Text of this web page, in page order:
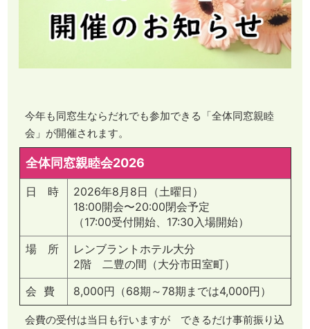
今年も同窓生ならだれでも参加できる「全体同窓親睦
会」が開催されます。
全体同窓親睦会2026
日 時
2026年8月8日（土曜日）
18:00開会〜20:00閉会予定
（17:00受付開始、17:30入場開始）
場 所
レンブラントホテル大分
2階 二豊の間（大分市田室町）
会 費
8,000円（68期～78期までは4,000円）
会費の受付は当日も行いますが できるだけ事前振り込